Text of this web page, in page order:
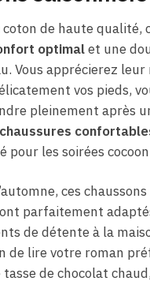
de haute qualité,
optimalet une
Vous apprécierez
vos pieds,
pleinement après
chaussures
pour les soirées
ces
parfaitement
de détente à la
de lire votre roman
de chocolat